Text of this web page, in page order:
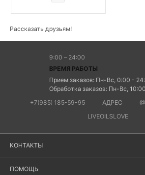
Рассказать друзьям!
9:00 – 24:00
ВРЕМЯ РАБОТЫ
Прием заказов: Пн-Вс, 0:00 -
Обработка заказов: Пн-Вс,
+7(985) 185-59-95
АДРЕС
LIVEOILSLOVE
КОНТАКТЫ
ПОМОЩЬ